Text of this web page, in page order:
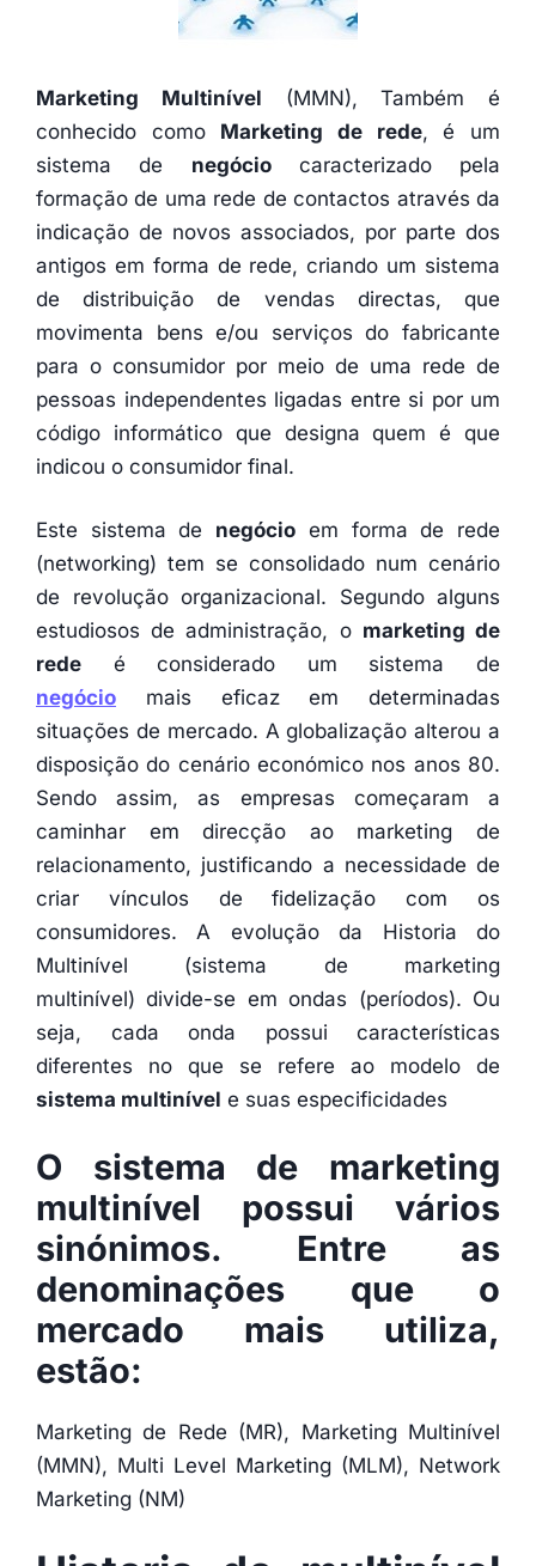
Marketing Multinível (MMN), Também é
conhecido como Marketing de rede, é um
sistema de negóciocaracterizado pela
formação de uma rede de contactos através da
indicação de novos associados, por parte dos
antigos em forma de rede, criando um sistema
de distribuição de vendas directas, que
movimenta bens e/ou serviços do fabricante
para o consumidor por meio de uma rede de
pessoas independentes ligadas entre si por um
código informático que designa quem é que
indicou o consumidor final.
Este sistema de negócio em forma de rede
(networking) tem se consolidado num cenário
de revolução organizacional. Segundo alguns
estudiosos de administração, o marketing de
rede é considerado um sistema de
negócio mais eficaz em determinadas
situações de mercado. A globalização alterou a
disposição do cenário económico nos anos 80.
Sendo assim, as empresas começaram a
caminhar em direcção ao marketing de
relacionamento, justificando a necessidade de
criar vínculos de fidelização com os
consumidores. A evolução da Historia do
Multinível (sistema de marketing
multinível) divide-se em ondas (períodos). Ou
seja, cada onda possui características
diferentes no que se refere ao modelo de
sistema multinível e suas especificidades
O sistema de marketing
multinível possui vários
sinónimos. Entre as
denominações que o
mercado mais utiliza,
estão:
Marketing de Rede (MR), Marketing Multinível
(MMN), Multi Level Marketing (MLM), Network
Marketing (NM)